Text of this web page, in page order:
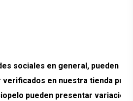
sociales en general, pueden
en nuestra tienda
pueden presentar